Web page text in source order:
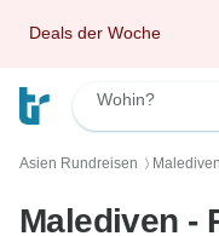
Deals der Woche
Wohin?
Asien Rundreisen 〉
Malediven -